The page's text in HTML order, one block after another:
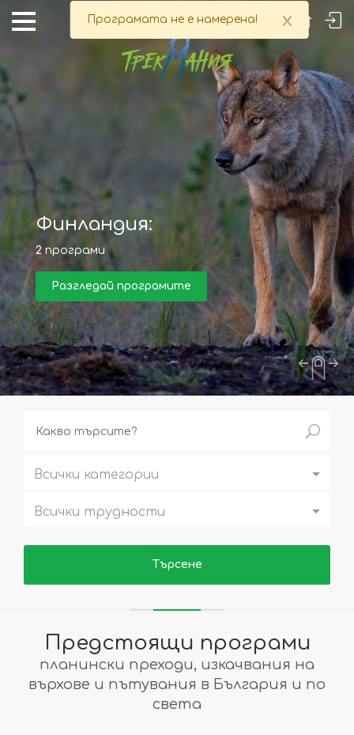
Финландия:
2 програми
Разгледай програмите
Всички категории
Всички трудности
Предстоящи програми
планински преходи, изкачвания на
върхове и пътувания в България и по
света
x
Програмата не е намерена!